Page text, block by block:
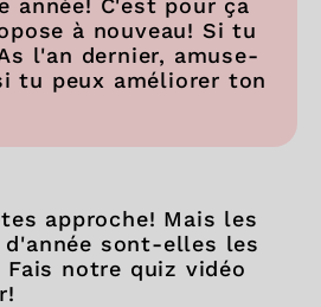
année! C'est pour ça
à nouveau! Si tu
l'an dernier, amuse-
tu peux améliorer ton
approche! Mais les
sont-elles les
notre quiz vidéo